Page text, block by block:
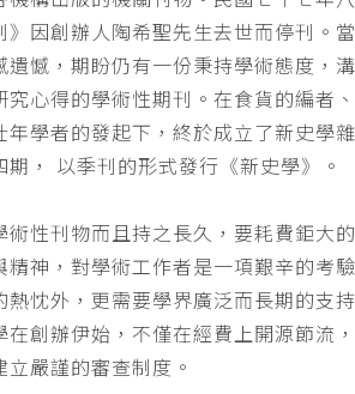
》因創辦人陶希聖先生去世而停刊。
遺憾，期盼仍有一份秉持學術態度，
究心得的學術性期刊。在食貨的編者
年學者的發起下，終於成立了新史學
期， 以季刊的形式發行《新史學》。
術性刊物而且持之長久，要耗費鉅大
精神，對學術工作者是一項艱辛的考
熱忱外，更需要學界廣泛而長期的支
在創辦伊始，不僅在經費上開源節流
立嚴謹的審查制度。